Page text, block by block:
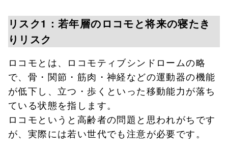
リスク1：若年層のロコモと将来の寝たき
りリスク
ロコモとは、ロコモティブシンドロームの略
で、骨・関節・筋肉・神経などの運動器の機能
が低下し、立つ・歩くといった移動能力が落ち
ている状態を指します。
ロコモというと高齢者の問題と思われがちです
が、実際には若い世代でも注意が必要です。